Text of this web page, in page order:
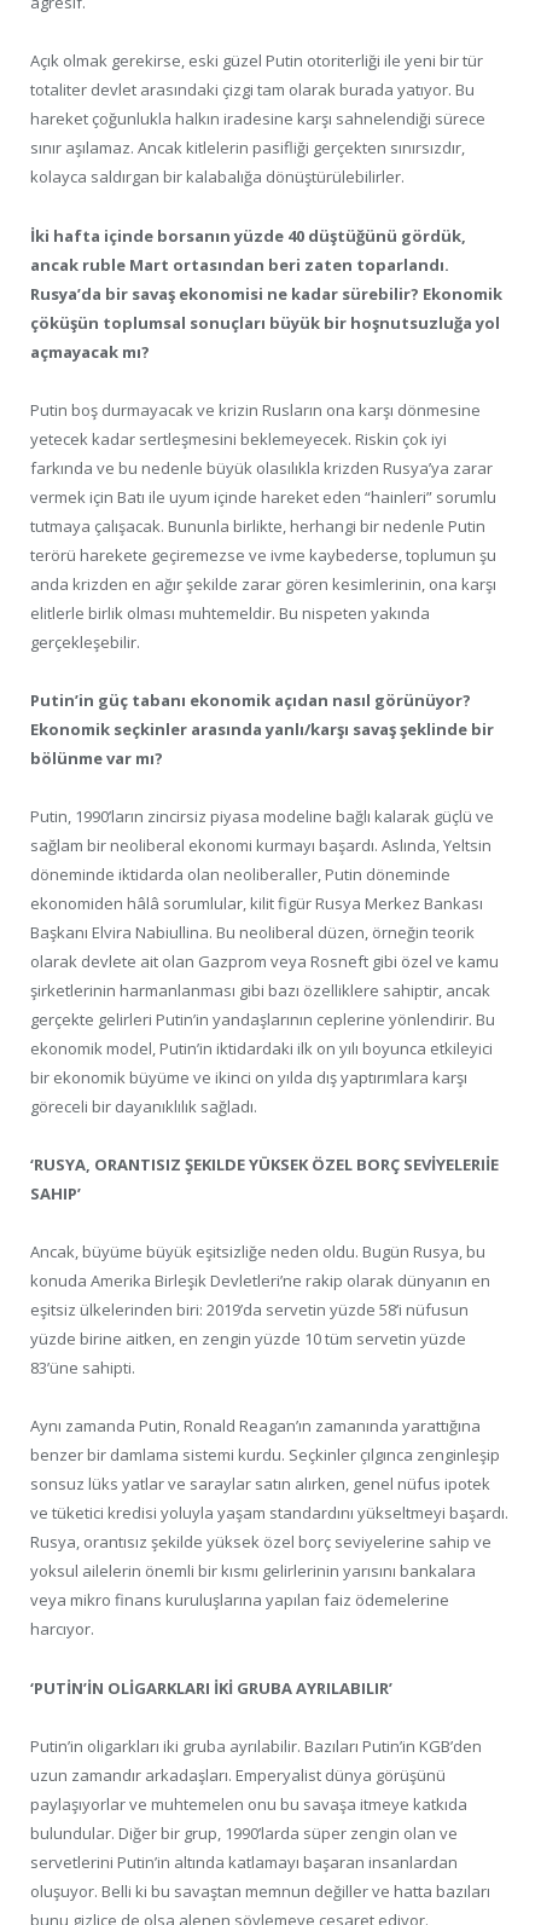
Açık olmak gerekirse, eski güzel Putin otoriterliği ile yeni bir tür
totaliter devlet arasındaki çizgi tam olarak burada yatıyor. Bu
hareket çoğunlukla halkın iradesine karşı sahnelendiği sürece
sınır aşılamaz. Ancak kitlelerin pasifliği gerçekten sınırsızdır,
kolayca saldırgan bir kalabalığa dönüştürülebilirler.
İki hafta içinde borsanın yüzde 40 düştüğünü gördük,
ancak ruble Mart ortasından beri zaten toparlandı.
Rusya’da bir savaş ekonomisi ne kadar sürebilir? Ekonomik
çöküşün toplumsal sonuçları büyük bir hoşnutsuzluğa yol
açmayacak mı?
Putin boş durmayacak ve krizin Rusların ona karşı dönmesine
yetecek kadar sertleşmesini beklemeyecek. Riskin çok iyi
farkında ve bu nedenle büyük olasılıkla krizden Rusya’ya zarar
vermek için Batı ile uyum içinde hareket eden “hainleri” sorumlu
tutmaya çalışacak. Bununla birlikte, herhangi bir nedenle Putin
terörü harekete geçiremezse ve ivme kaybederse, toplumun şu
anda krizden en ağır şekilde zarar gören kesimlerinin, ona karşı
elitlerle birlik olması muhtemeldir. Bu nispeten yakında
gerçekleşebilir.
Putin’in güç tabanı ekonomik açıdan nasıl görünüyor?
Ekonomik seçkinler arasında yanlı/karşı savaş şeklinde bir
bölünme var mı?
Putin, 1990’ların zincirsiz piyasa modeline bağlı kalarak güçlü ve
sağlam bir neoliberal ekonomi kurmayı başardı. Aslında, Yeltsin
döneminde iktidarda olan neoliberaller, Putin döneminde
ekonomiden hâlâ sorumlular, kilit figür Rusya Merkez Bankası
Başkanı Elvira Nabiullina. Bu neoliberal düzen, örneğin teorik
olarak devlete ait olan Gazprom veya Rosneft gibi özel ve kamu
şirketlerinin harmanlanması gibi bazı özelliklere sahiptir, ancak
gerçekte gelirleri Putin’in yandaşlarının ceplerine yönlendirir. Bu
ekonomik model, Putin’in iktidardaki ilk on yılı boyunca etkileyici
bir ekonomik büyüme ve ikinci on yılda dış yaptırımlara karşı
göreceli bir dayanıklılık sağladı.
‘RUSYA, ORANTISIZ ŞEKILDE YÜKSEK ÖZEL BORÇ SEVİYELERIİE
SAHIP’
Ancak, büyüme büyük eşitsizliğe neden oldu. Bugün Rusya, bu
konuda Amerika Birleşik Devletleri’ne rakip olarak dünyanın en
eşitsiz ülkelerinden biri: 2019’da servetin yüzde 58’i nüfusun
yüzde birine aitken, en zengin yüzde 10 tüm servetin yüzde
83’üne sahipti.
Aynı zamanda Putin, Ronald Reagan’ın zamanında yarattığına
benzer bir damlama sistemi kurdu. Seçkinler çılgınca zenginleşip
sonsuz lüks yatlar ve saraylar satın alırken, genel nüfus ipotek
ve tüketici kredisi yoluyla yaşam standardını yükseltmeyi başardı.
Rusya, orantısız şekilde yüksek özel borç seviyelerine sahip ve
yoksul ailelerin önemli bir kısmı gelirlerinin yarısını bankalara
veya mikro finans kuruluşlarına yapılan faiz ödemelerine
harcıyor.
‘PUTİN’İN OLİGARKLARI İKİ GRUBA AYRILABILIR’
Putin’in oligarkları iki gruba ayrılabilir. Bazıları Putin’in KGB’den
uzun zamandır arkadaşları. Emperyalist dünya görüşünü
paylaşıyorlar ve muhtemelen onu bu savaşa itmeye katkıda
bulundular. Diğer bir grup, 1990’larda süper zengin olan ve
servetlerini Putin’in altında katlamayı başaran insanlardan
oluşuyor. Belli ki bu savaştan memnun değiller ve hatta bazıları
bunu gizlice de olsa alenen söylemeye cesaret ediyor.